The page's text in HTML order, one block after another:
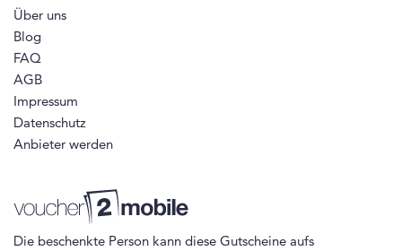
Über uns
Blog
FAQ
AGB
Impressum
Datenschutz
Anbieter werden
Die beschenkte Person kann diese Gutscheine aufs